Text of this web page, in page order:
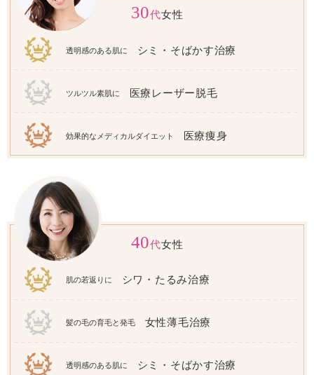
30代女性
透明感のある肌に シミ・そばかす治療
ツルツル素肌に 医療レーザー脱毛
効果的なメディカルダイエット 医療痩身
40代女性
肌の若返りに シワ・たるみ治療
髪の毛の育毛と発毛 女性薄毛治療
透明感のある肌に シミ・そばかす治療